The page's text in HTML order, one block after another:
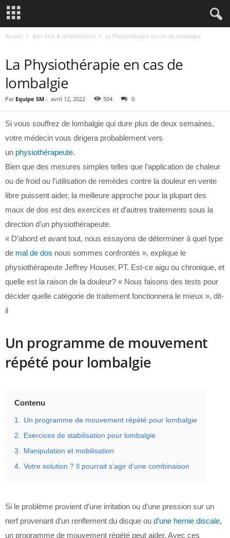
Accueil Bien être & réhabilitation La Physiothérapie en cas de lombalgie
La Physiothérapie en cas de
lombalgie
Par Equipe SM - avril 12, 2022 504 0
Si vous souffrez de lombalgie qui dure plus de deux semaines,
votre médecin vous dirigera probablement vers
un physiothérapeute.
Bien que des mesures simples telles que l’application de chaleur
ou de froid ou l’utilisation de remèdes contre la douleur en vente
libre puissent aider, la meilleure approche pour la plupart des
maux de dos est des exercices et d’autres traitements sous la
direction d’un physiothérapeute.
« D’abord et avant tout, nous essayons de déterminer à quel type
de mal de dos nous sommes confrontés », explique le
physiothérapeute Jeffrey Houser, PT. Est-ce aigu ou chronique, et
quelle est la raison de la douleur? « Nous faisons des tests pour
décider quelle catégorie de traitement fonctionnera le mieux », dit-
il
Un programme de mouvement
répété pour lombalgie
Contenu
1. Un programme de mouvement répété pour lombalgie
2. Exercices de stabilisation pour lombalgie
3. Manipulation et mobilisation
4. Votre solution ? Il pourrait s’agir d’une combinaison
Si le problème provient d’une irritation ou d’une pression sur un
nerf provenant d’un renflement du disque ou d’une hernie discale,
un programme de mouvement répété peut aider. Avec ces